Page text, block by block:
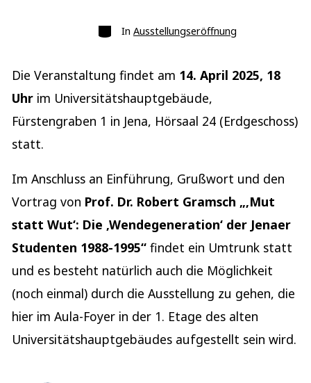
Kategorien
In Ausstellungseröffnung
Die Veranstaltung findet am 14. April 2025, 18
Uhr im Universitätshauptgebäude,
Fürstengraben 1 in Jena, Hörsaal 24 (Erdgeschoss)
statt.
Im Anschluss an Einführung, Grußwort und den
Vortrag von Prof. Dr. Robert Gramsch „‚Mut
statt Wut‘: Die ‚Wendegeneration‘ der Jenaer
Studenten 1988-1995“findet ein Umtrunk statt
und es besteht natürlich auch die Möglichkeit
(noch einmal) durch die Ausstellung zu gehen, die
hier im Aula-Foyer in der 1. Etage des alten
Universitätshauptgebäudes aufgestellt sein wird.